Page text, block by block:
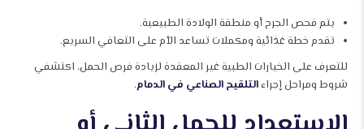
يتم فحص الجرح أو منطقة الولادة الطبيعية.
تقدم خطة غذائية ومكملات تساعد الأم على التعافي السريع.
للتعرف على الخيارات الطبية غير المعقدة لزيادة فرص الحمل، اكتشفي
شروط ومراحل إجراءالتلقيح الصناعي في الدمام.